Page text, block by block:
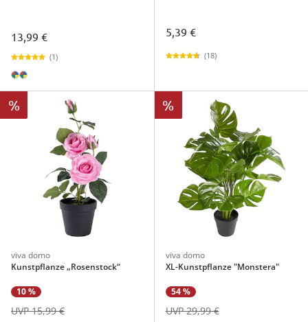
13,99 €
(1)
5,39 €
(18)
%
viva domo
Kunstpflanze „Rosenstock“
10 %
UVP 15,99 €
%
viva domo
XL-Kunstpflanze "Monstera"
54 %
UVP 29,99 €